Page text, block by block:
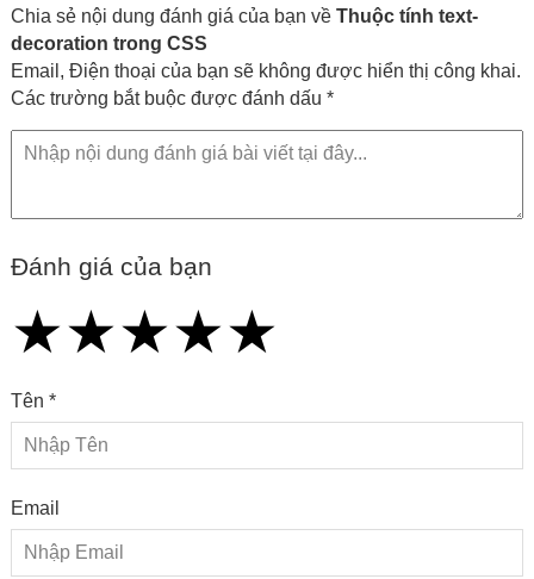
Chia sẻ nội dung đánh giá của bạn về Thuộc tính text-
decoration trong CSS
Email, Điện thoại của bạn sẽ không được hiển thị công khai.
Các trường bắt buộc được đánh dấu *
Đánh giá của bạn
★
★★
★★★
★★★★
★★★★★
Tên *
Email